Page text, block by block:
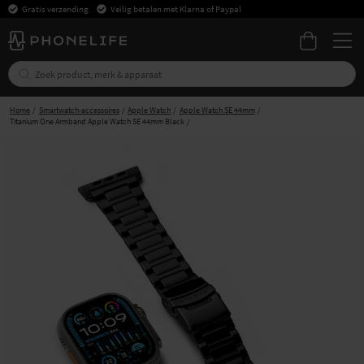
Gratis verzending Veilig betalen met Klarna of Paypal
Home Smartwatch-accessoires Apple Watch
Apple Watch SE 44mm
Titanium One Armband Apple Watch SE 44mm Black